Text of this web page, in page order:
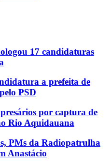
17 candidaturas
a prefeita de
PSD
por captura de
Rio Aquidauana
PMs da Radiopatrulha
Anastácio